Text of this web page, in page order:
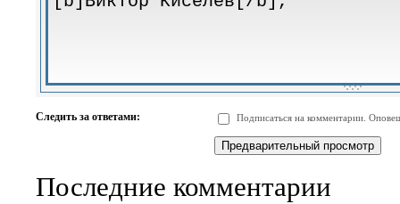
-
-
-
-
-
-
-
-
-
Следить за ответами: Подписаться на комментарии.
Последние комментарии